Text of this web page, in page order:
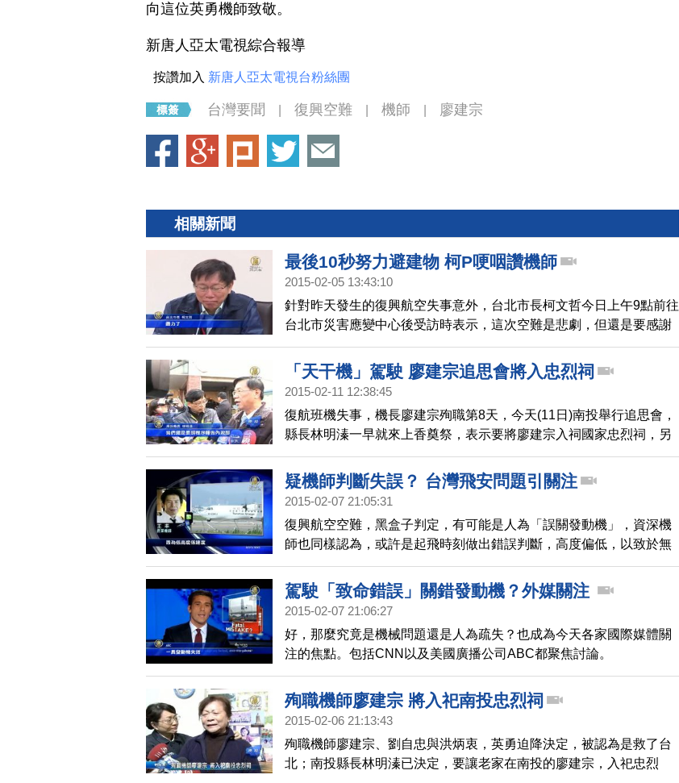
向這位英勇機師致敬。
新唐人亞太電視綜合報導
按讚加入 新唐人亞太電視台粉絲團
台灣要聞 復興空難 機師 廖建宗
相關新聞
最後10秒努力避建物 柯P哽咽讚機師
2015-02-05 13:43:10
針對昨天發生的復興航空失事意外，台北市長柯文哲今日上午9點前往
台北市災害應變中心後受訪時表示，這次空難是悲劇，但還是要感謝
機上的駕駛，因為如果飛機墜毀在環東大道，將會衝擊到台北市的交
通動脈；柯文哲話說到最後，哽咽地說不出話來。
「天干機」駕駛 廖建宗追思會將入忠烈祠
2015-02-11 12:38:45
復航班機失事，機長廖建宗殉職第8天，今天(11日)南投舉行追思會，
縣長林明溱一早就來上香奠祭，表示要將廖建宗入祠國家忠烈祠，另
外，民航局也證實了，廖建宗曾經執行過極機密的「天干機」任務。
疑機師判斷失誤？ 台灣飛安問題引關注
2015-02-07 21:05:31
復興航空空難，黑盒子判定，有可能是人為「誤關發動機」，資深機
師也同樣認為，或許是起飛時刻做出錯誤判斷，高度偏低，以致於無
法挽回。而網路也有文章開始討論，是否台灣飛行員，有過度操勞的
問題。
駕駛「致命錯誤」關錯發動機？外媒關注
2015-02-07 21:06:27
好，那麼究竟是機械問題還是人為疏失？也成為今天各家國際媒體關
注的焦點。包括CNN以及美國廣播公司ABC都聚焦討論。
殉職機師廖建宗 將入祀南投忠烈祠
2015-02-06 21:13:43
殉職機師廖建宗、劉自忠與洪炳衷，英勇迫降決定，被認為是救了台
北；南投縣長林明溱已決定，要讓老家在南投的廖建宗，入祀忠烈